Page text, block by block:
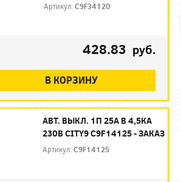
Артикул:C9F34120
428.83 руб.
В КОРЗИНУ
АВТ. ВЫКЛ. 1П 25А B 4,5КА
230В CITY9 C9F14125 - ЗАКАЗ
Артикул:C9F14125